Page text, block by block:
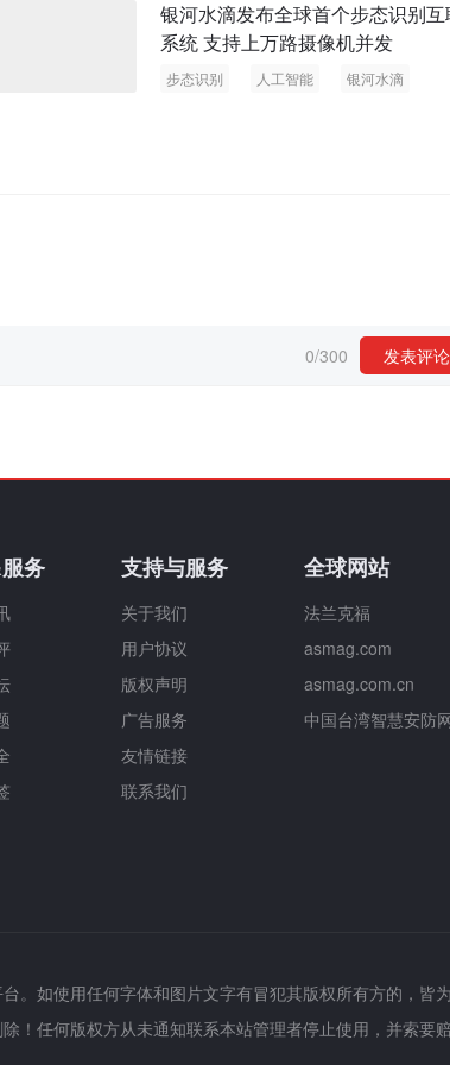
银河水滴发布全球首个步态识别互
系统 支持上万路摄像机并发
步态识别 人工智能 银河水滴
0/300 发表评论
务 支持与服务
关于我们
用户协议
版权声明
广告服务
友情链接
联系我们
全球网站
法兰克福
asmag.com
asmag.com.cn
中国台湾智慧安防
。如使用任何字体和图片文字有冒犯其版权所有方的，
！任何版权方从未通知联系本站管理者停止使用，并索